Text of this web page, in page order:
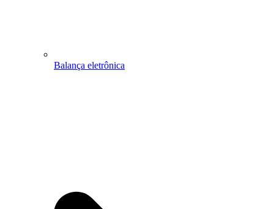
Balança eletrônica